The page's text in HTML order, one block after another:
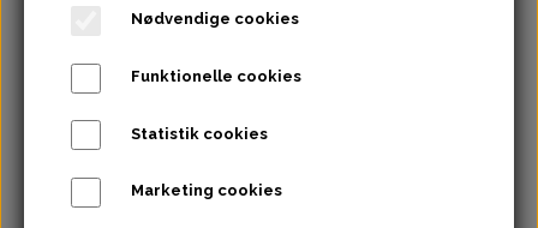
FORHANDLERE
Nødvendige cookies
Funktionelle cookies
Statistik cookies
Marketing cookies